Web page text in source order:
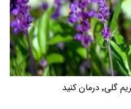
کنید